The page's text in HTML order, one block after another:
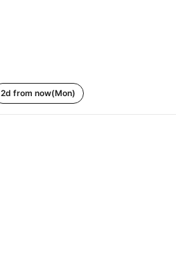
2d from now(Mon)